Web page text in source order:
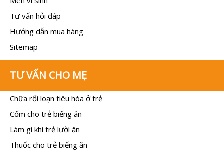
Tư vấn hỏi đáp
Hướng dẫn mua hàng
Sitemap
TƯ VẤN CHO MẸ
Chữa rối loạn tiêu hóa ở trẻ
Cốm cho trẻ biếng ăn
Làm gì khi trẻ lười ăn
Thuốc cho trẻ biếng ăn